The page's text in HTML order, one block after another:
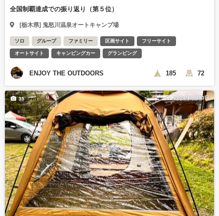
全国制覇達成での振り返り（第５位）
[栃木県] 鬼怒川温泉オートキャンプ場
ソロ グループ ファミリー 区画サイト フリーサイト
オートサイト キャンピングカー グランピング
ENJOY THE OUTDOORS 185 72
2024年5月30日
35